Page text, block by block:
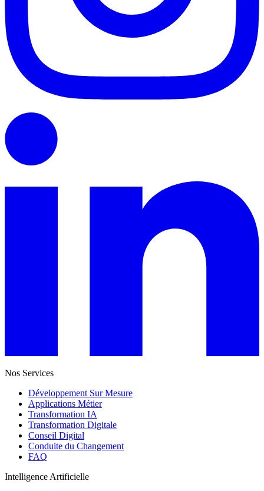
Nos Services
Développement Sur Mesure
Applications Métier
Transformation IA
Transformation Digitale
Conseil Digital
Conduite du Changement
FAQ
Intelligence Artificielle